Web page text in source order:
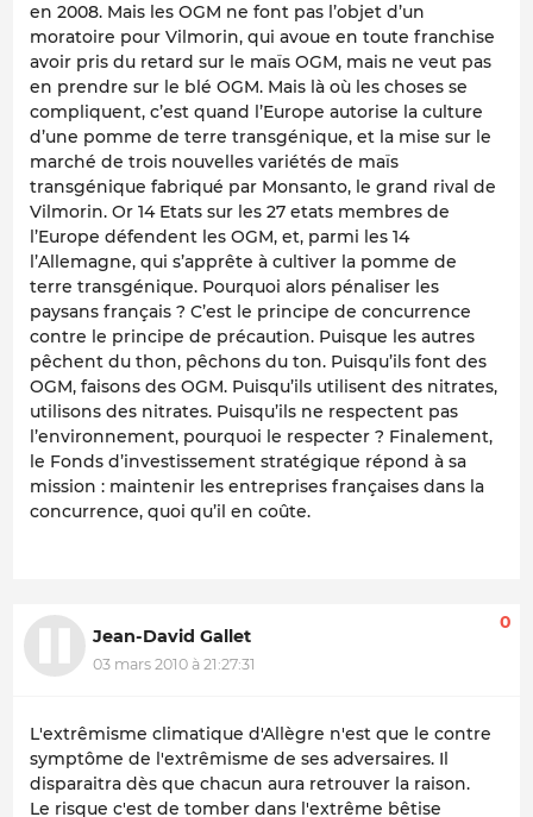
en 2008. Mais les OGM ne font pas l’objet d’un
moratoire pour Vilmorin, qui avoue en toute franchise
avoir pris du retard sur le maïs OGM, mais ne veut pas
en prendre sur le blé OGM. Mais là où les choses se
compliquent, c’est quand l’Europe autorise la culture
d’une pomme de terre transgénique, et la mise sur le
marché de trois nouvelles variétés de maïs
transgénique fabriqué par Monsanto, le grand rival de
Vilmorin. Or 14 Etats sur les 27 etats membres de
l’Europe défendent les OGM, et, parmi les 14
l’Allemagne, qui s’apprête à cultiver la pomme de
terre transgénique. Pourquoi alors pénaliser les
paysans français ? C’est le principe de concurrence
contre le principe de précaution. Puisque les autres
pêchent du thon, pêchons du ton. Puisqu’ils font des
OGM, faisons des OGM. Puisqu’ils utilisent des nitrates,
utilisons des nitrates. Puisqu’ils ne respectent pas
l’environnement, pourquoi le respecter ? Finalement,
le Fonds d’investissement stratégique répond à sa
mission : maintenir les entreprises françaises dans la
concurrence, quoi qu’il en coûte.
Jean-David Gallet
03 mars 2010 à 21:27:31
0
L'extrêmisme climatique d'Allègre n'est que le contre
symptôme de l'extrêmisme de ses adversaires. Il
disparaitra dès que chacun aura retrouver la raison.
Le risque c'est de tomber dans l'extrême bêtise